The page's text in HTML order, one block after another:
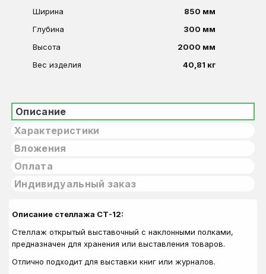
Ширина
850 мм
Глубина
300 мм
Высота
2000 мм
Вес изделия
40,81 кг
Описание
Характеристики
Вложения
Оплата
Индивидуальный заказ
Описание стеллажа СТ-12:
Стеллаж открытый выставочный с наклонными полками,
предназначен для хранения или выставления товаров.
Отлично подходит для выставки книг или журналов.